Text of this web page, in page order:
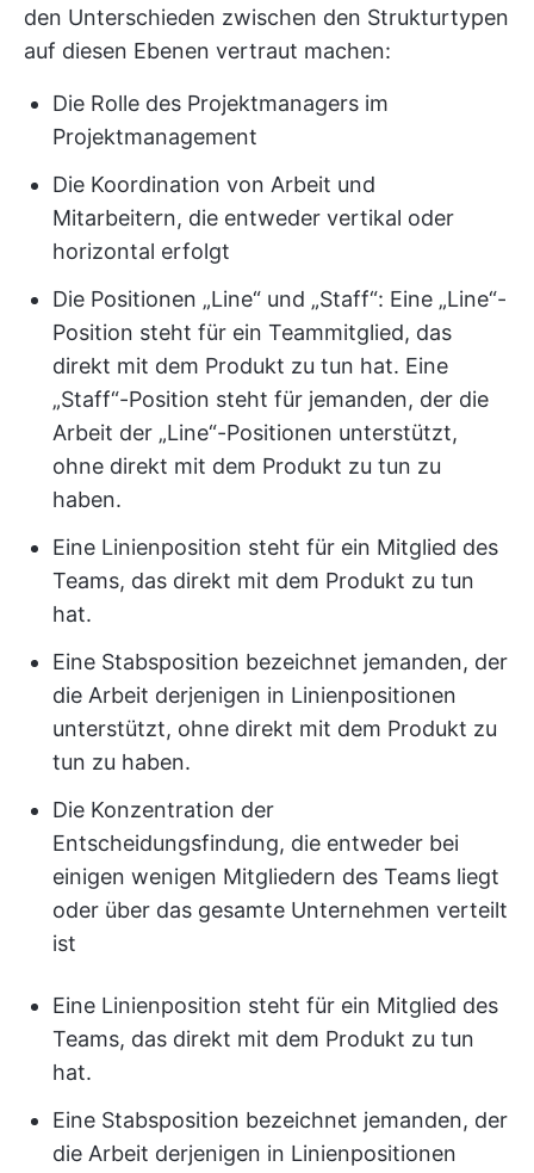
den Unterschieden zwischen den Strukturtypen
auf diesen Ebenen vertraut machen:
Die Rolle des Projektmanagers im
Projektmanagement
Die Koordination von Arbeit und
Mitarbeitern, die entweder vertikal oder
horizontal erfolgt
Die Positionen „Line“ und „Staff“: Eine „Line“-
Position steht für ein Teammitglied, das
direkt mit dem Produkt zu tun hat. Eine
„Staff“-Position steht für jemanden, der die
Arbeit der „Line“-Positionen unterstützt,
ohne direkt mit dem Produkt zu tun zu
haben.
Eine Linienposition steht für ein Mitglied des
Teams, das direkt mit dem Produkt zu tun
hat.
Eine Stabsposition bezeichnet jemanden, der
die Arbeit derjenigen in Linienpositionen
unterstützt, ohne direkt mit dem Produkt zu
tun zu haben.
Die Konzentration der
Entscheidungsfindung, die entweder bei
einigen wenigen Mitgliedern des Teams liegt
oder über das gesamte Unternehmen verteilt
ist
Eine Linienposition steht für ein Mitglied des
Teams, das direkt mit dem Produkt zu tun
hat.
Eine Stabsposition bezeichnet jemanden, der
die Arbeit derjenigen in Linienpositionen